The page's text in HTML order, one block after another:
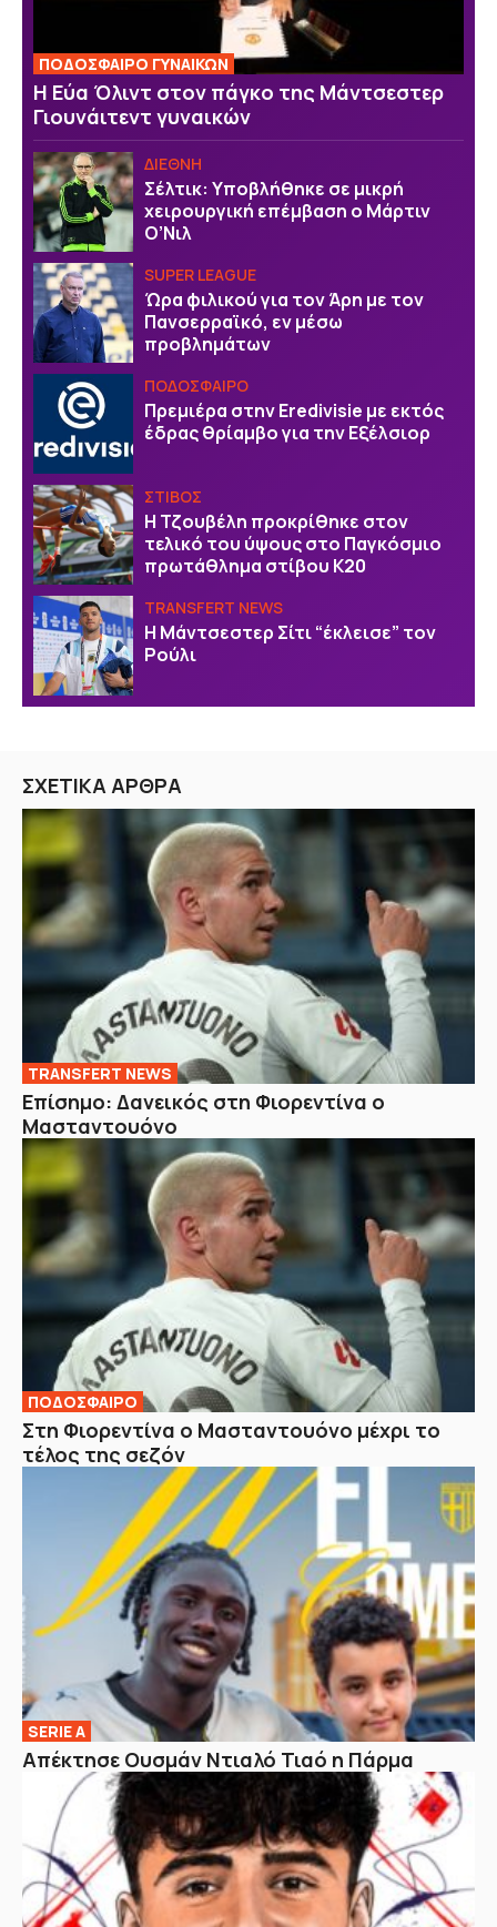
ΠΟΔΟΣΦΑΙΡΟ ΓΥΝΑΙΚΩΝ
Η Εύα Όλιντ στον πάγκο της Μάντσεστερ
Γιουνάιτεντ γυναικών
ΔΙΕΘΝΗ
Σέλτικ: Υποβλήθηκε σε μικρή
χειρουργική επέμβαση ο Μάρτιν
Ο’Νιλ
SUPER LEAGUE
Ώρα φιλικού για τον Άρη με τον
Πανσερραϊκό, εν μέσω
προβλημάτων
ΠΟΔΟΣΦΑΙΡΟ
Πρεμιέρα στην Eredivisie με εκτός
έδρας θρίαμβο για την Εξέλσιορ
ΣΤΙΒΟΣ
Η Τζουβέλη προκρίθηκε στον
τελικό του ύψους στο Παγκόσμιο
πρωτάθλημα στίβου Κ20
TRANSFERT NEWS
Η Μάντσεστερ Σίτι “έκλεισε” τον
Ρούλι
ΣΧΕΤΙΚΑ ΑΡΘΡΑ
TRANSFERT NEWS
Επίσημο: Δανεικός στη Φιορεντίνα ο
Μασταντουόνο
ΠΟΔΟΣΦΑΙΡΟ
Στη Φιορεντίνα ο Μασταντουόνο μέχρι το
τέλος της σεζόν
SERIE A
Απέκτησε Ουσμάν Ντιαλό Τιαό η Πάρμα